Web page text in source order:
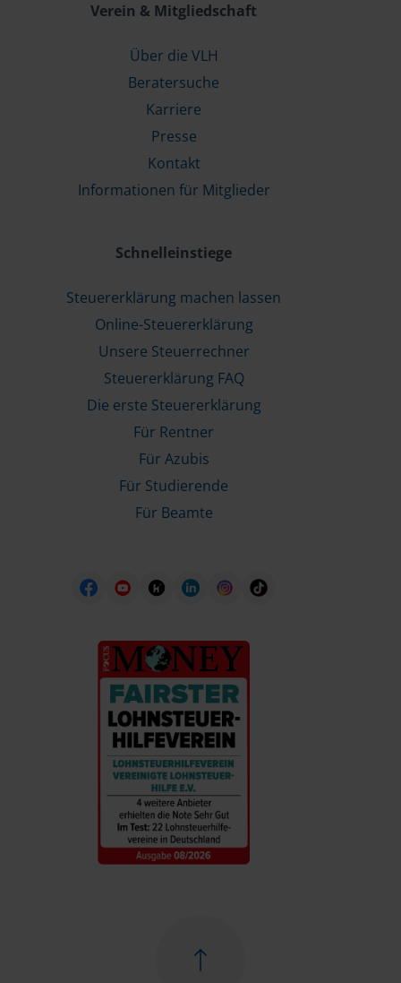
Verein & Mitgliedschaft
Über die VLH
Beratersuche
Karriere
Presse
Kontakt
Informationen für Mitglieder
Schnelleinstiege
Steuererklärung machen lassen
Online-Steuererklärung
Unsere Steuerrechner
Steuererklärung FAQ
Die erste Steuererklärung
Für Rentner
Für Azubis
Für Studierende
Für Beamte